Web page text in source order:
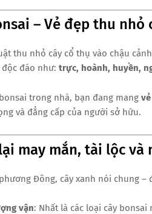
– Vẻ đẹp thu
thu nhỏ cây cổ thụ vào chậu
đáo như: trực, hoành, huyền,
trong nhà, bạn đang mang
và đẳng cấp của người sở hữu.
may mắn, tài lộc
Đông, cây xanh nói chung –
vận: Nhất là các loại cây